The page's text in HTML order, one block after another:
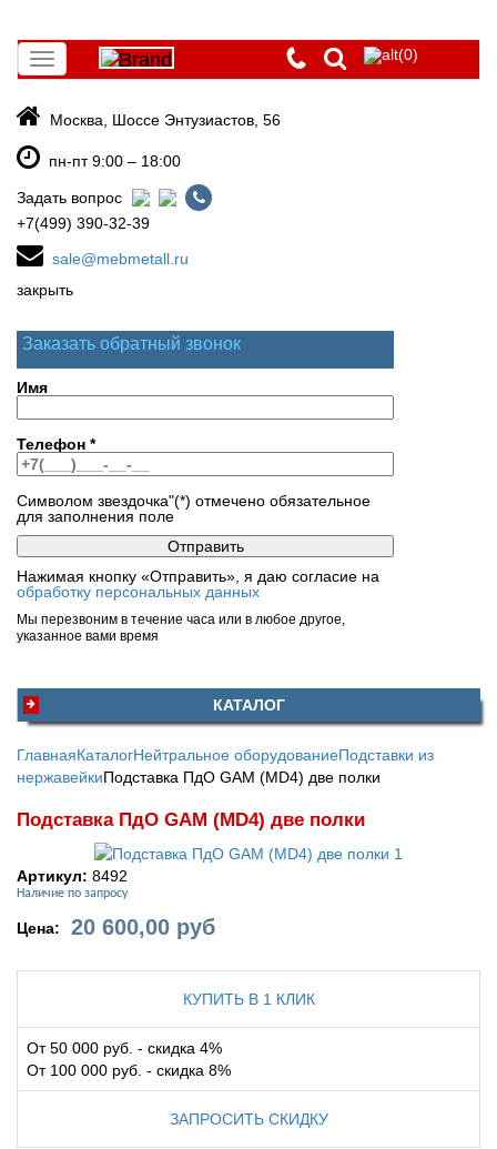
Toggle
navigation
(0)
Москва, Шоссе Энтузиастов, 56
пн-пт 9:00 – 18:00
Задать вопрос
+7(499) 390-32-39
sale@mebmetall.ru
закрыть
Заказать обратный звонок
Имя
Телефон *
Символом звездочка"(*) отмечено обязательное
для заполнения поле
Нажимая кнопку «Отправить», я даю согласие на
обработку персональных данных
Мы перезвоним в течение часа или в любое другое,
указанное вами время
КАТАЛОГ
ГлавнаяКаталогНейтральное оборудованиеПодставки из
нержавейкиПодставка ПдО GAM (MD4) две полки
Подставка ПдО GAM (MD4) две полки
Артикул: 8492
Наличие по запросу
Цена: 20 600,00 руб
КУПИТЬ В 1 КЛИК
От 50 000 руб. - скидка 4%
От 100 000 руб. - скидка 8%
ЗАПРОСИТЬ СКИДКУ